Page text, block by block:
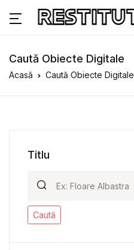
Caută Obiecte Digitale
Acasă Caută Obiecte Digitale
Titlu
Caută